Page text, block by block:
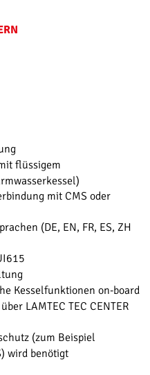
flüssigem
mit CMS oder
(DE, EN, FR, ES, ZH
Kesselfunktionen on-board
LAMTEC TEC CENTER
(zum Beispiel
wird benötigt